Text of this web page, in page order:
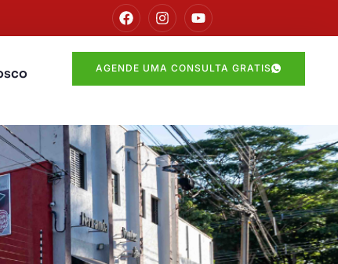
AGENDE UMA CONSULTA GRATIS